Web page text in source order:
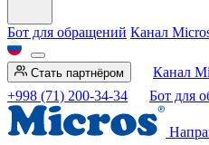
Бот для обращений Канал
Стать партнёром
Канал
+998 (71) 200-34-34
Бот для